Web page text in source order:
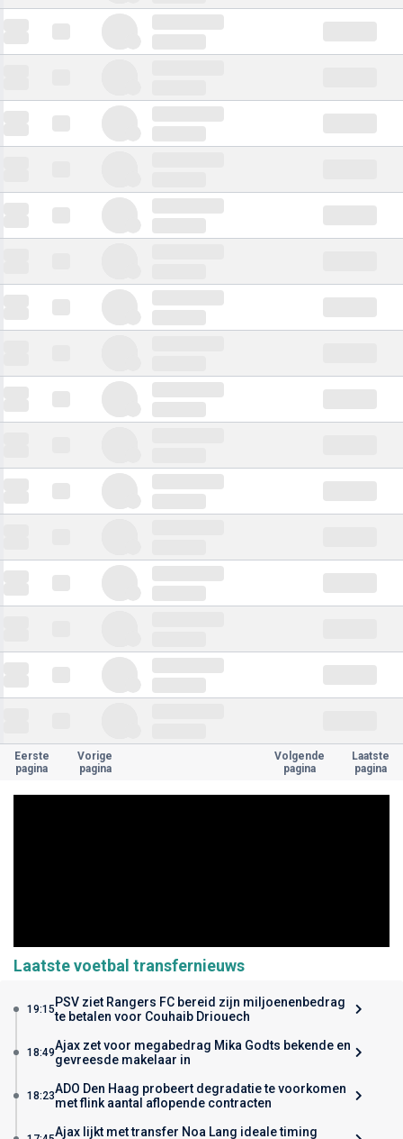
Eerste
pagina
Vorige
pagina
Volgende
pagina
Laatste
pagina
Laatste voetbal transfernieuws
19:15 PSV ziet Rangers FC bereid zijn miljoenenbedrag
te betalen voor Couhaib Driouech
18:49Ajax zet voor megabedrag Mika Godts bekende en
gevreesde makelaar in
18:23ADO Den Haag probeert degradatie te voorkomen
met flink aantal aflopende contracten
Ajax lijkt met transfer Noa Lang ideale timing